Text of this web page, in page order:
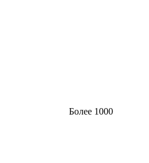
Более 1000